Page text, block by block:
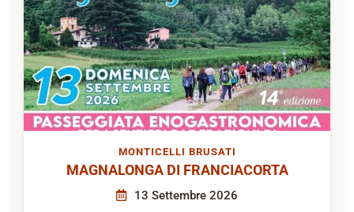
MONTICELLI BRUSATI
MAGNALONGA DI FRANCIACORTA
13 Settembre 2026